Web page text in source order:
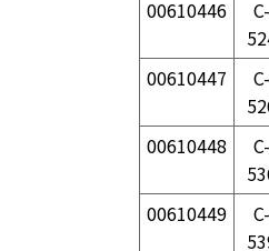
00610446
C-
00610447
C-
00610448
C-
00610449
C-